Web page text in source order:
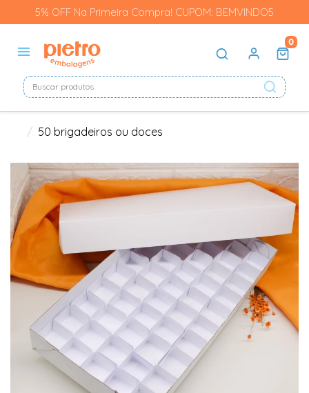
5% OFF Na Primeira Compra! CUPOM: BEMVINDO5
0
50 brigadeiros ou doces